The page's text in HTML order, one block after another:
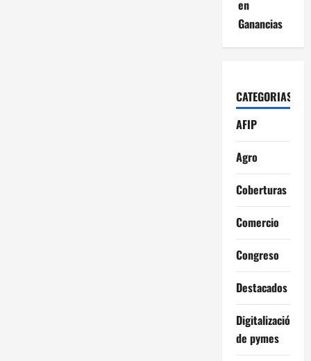
en
Ganancias
CATEGORIAS
AFIP
Agro
Coberturas
Comercio
Congreso
Destacados
Digitalización
de pymes